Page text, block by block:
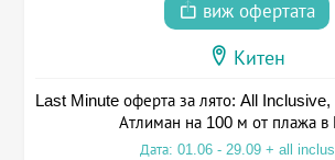
виж офертата
Китен
Last Minute оферта за лято: All Inclusive,
Атлиман на 100 м от плажа в
Дата: 01.06 - 29.09 + all